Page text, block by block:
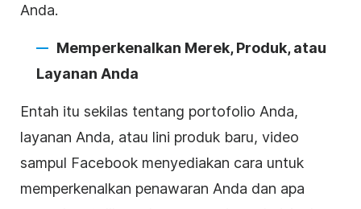
Anda.
Memperkenalkan Merek, Produk, atau
Layanan Anda
Entah itu sekilas tentang portofolio Anda,
layanan Anda, atau lini produk baru, video
sampul Facebook menyediakan cara untuk
memperkenalkan penawaran Anda dan apa